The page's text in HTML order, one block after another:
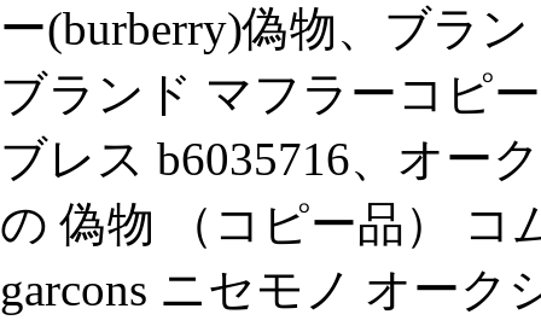
ー(burberry)偽物、ブラ
ブランド マフラーコピ
ブレス b6035716、オー
の 偽物 （コピー品） コ
garcons ニセモノ オー